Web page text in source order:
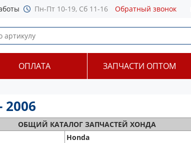
Пн-Пт 10-19, Сб 11-16 Обратный звонок
ОПЛАТА ЗАПЧАСТИ ОПТОМ
2006
ОБЩИЙ КАТАЛОГ ЗАПЧАСТЕЙ ХОНДА
Honda